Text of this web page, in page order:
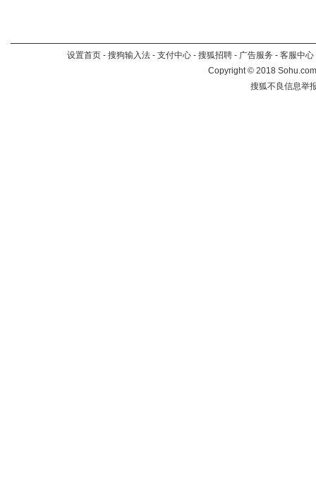
设置首页 - 搜狗输入法 - 支付中心 - 搜狐招聘 - 广告服务 - 客服中心
Copyright©2018
搜狐不良信息举